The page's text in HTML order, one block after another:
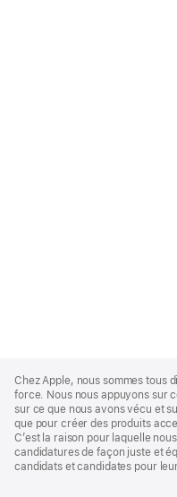
Footer
Chez Apple, nous sommes tous
force. Nous nous appuyons sur
sur ce que nous avons vécu et
que pour créer des produits
C’est la raison pour laquelle
candidatures de façon juste et
candidats et candidates pour